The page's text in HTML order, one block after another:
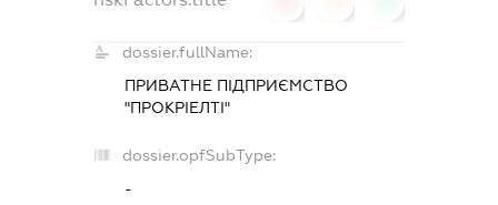
dossier.fullName:
ПРИВАТНЕ ПІДПРИЄМСТВО
"ПРОКРІЕЛТІ"
dossier.opfSubType:
-